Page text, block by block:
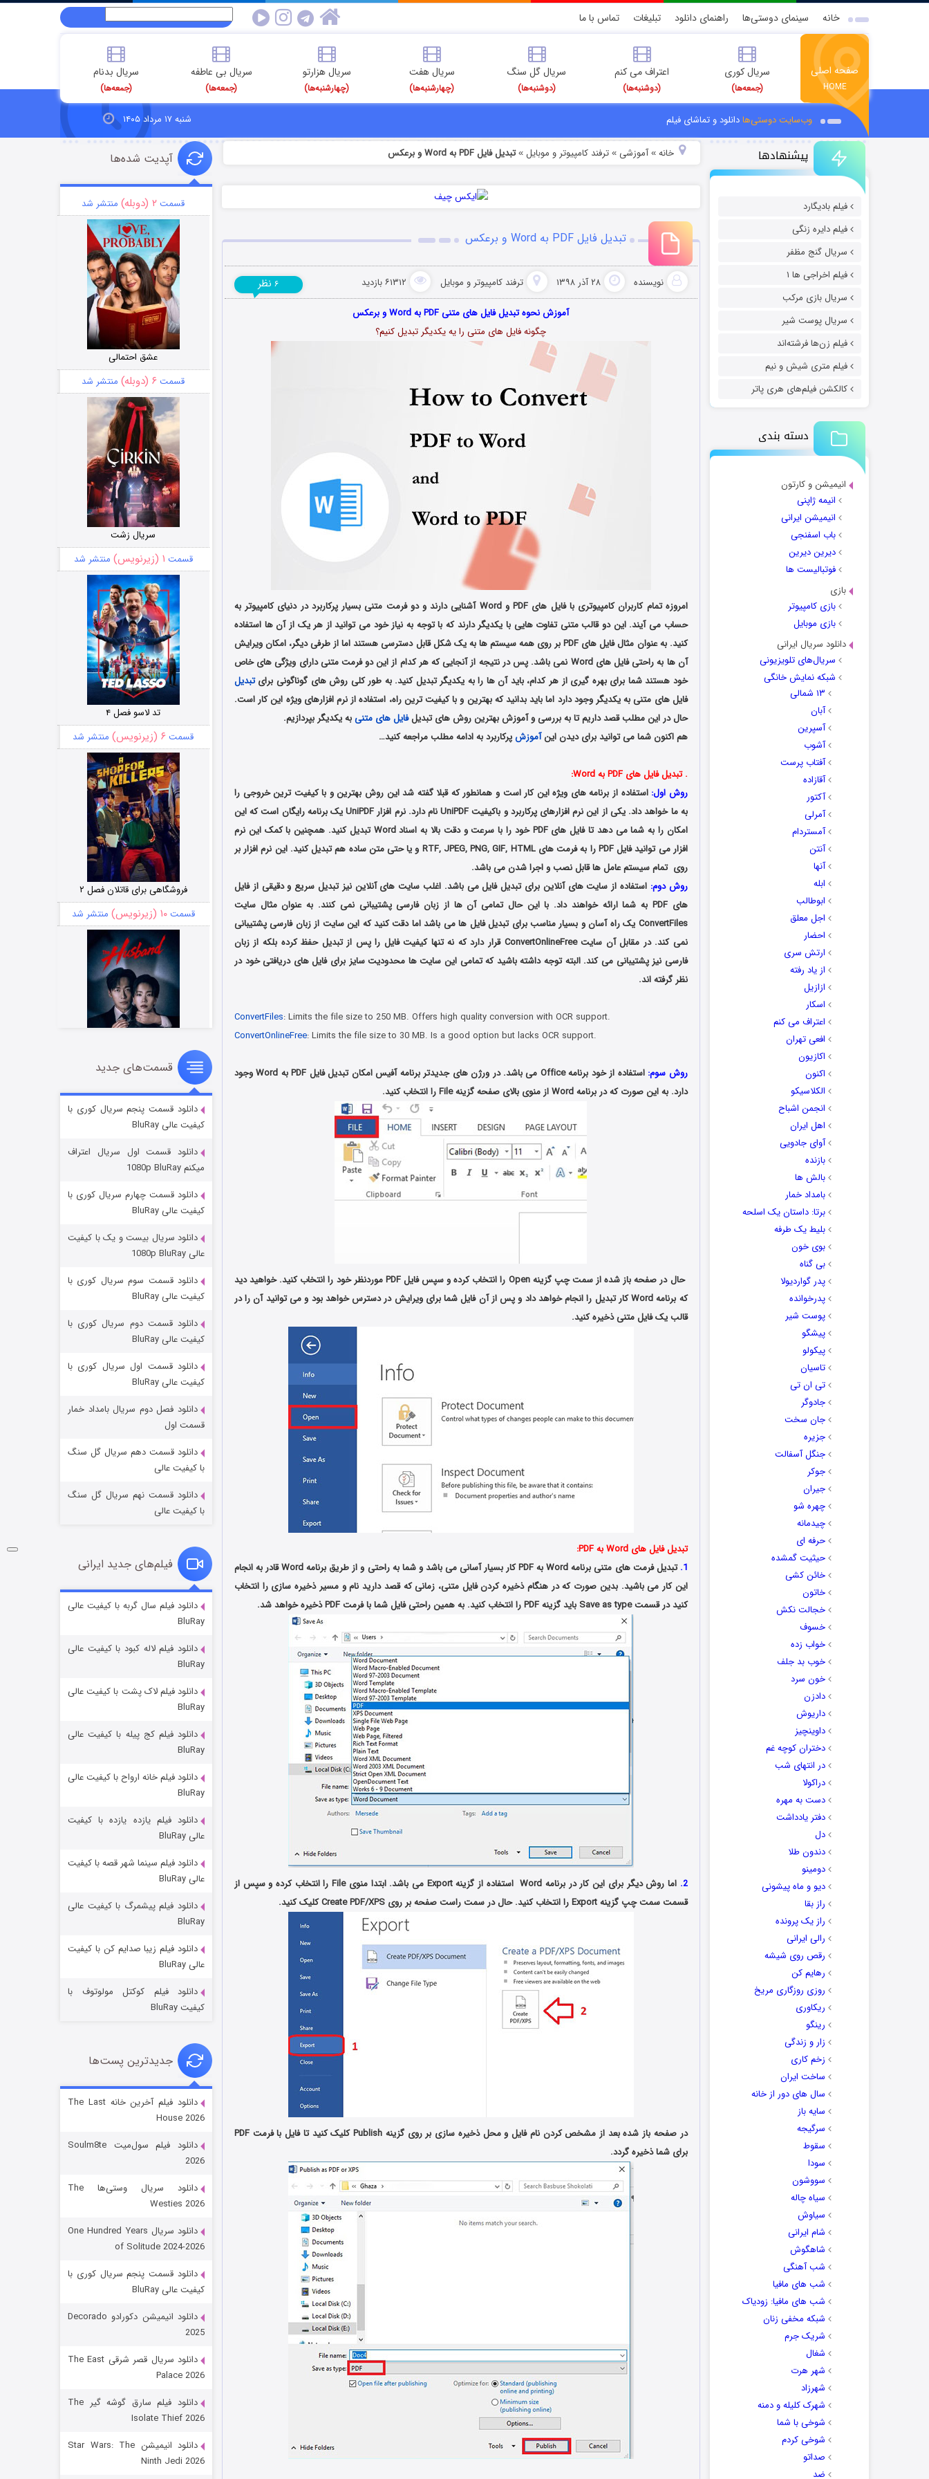
خانه سینمای دوستی‌ها راهنمای دانلود تبلیغات تماس با ما
صفحه اصلی
HOME
سریال کوری
(جمعه‌ها)
اعتراف می کنم
(دوشنبه‌ها)
سریال گل سنگ
(دوشنبه‌ها)
سریال هفت
(چهارشنبه‌ها)
سریال هزارتو
(چهارشنبه‌ها)
سریال بی عاطفه
(جمعه‌ها)
سریال بدنام
(جمعه‌ها)
وب‌سایت دوستی‌هادانلود و تماشای فیلم شنبه ۱۷ مرداد ۱۴۰۵
پیشنهادها
فیلم بادیگارد
فیلم دایره زنگی
سریال گنج مظفر
فیلم اخراجی ها ۱
سریال بازی مرکب
سریال پوست شیر
فیلم زن‌ها فرشته‌اند
فیلم متری شیش و نیم
کالکشن فیلم‌های هری پاتر
دسته بندی
انیمیشن و کارتون
انیمه ژاپنی
انیمیشن ایرانی
باب اسفنجی
دیرین دیرین
فوتبالیست ها
بازی
بازی کامپیوتر
بازی موبایل
دانلود سریال ایرانی
سریال‌های تلویزیونی
شبکه نمایش خانگی
۱۳ شمالی
آبان
آسپرین
آشوب
آفتاب پرست
آقازاده
آکتور
آمرلی
آمستردام
آنتن
آنها
ابله
ابوطالب
اجل معلق
احضار
ارتش سری
از یاد رفته
ازازیل
اسکار
اعتراف می کنم
افعی تهران
اکازیون
اکنون
الکلاسیکو
انجمن اشباح
اهل ایران
آوای جادویی
بازنده
بالش ها
بامداد خمار
برتا: داستان یک اسلحه
بلیط یک‌‌ طرفه
بوی خون
بی گناه
پدر گواردیولا
پدرخوانده
پوست شیر
پیشگو
پیکولو
تاسیان
تی ان تی
جادوگر
جان سخت
جزیره
جنگل آسفالت
جوکر
جیران
چهره شو
چیدمانه
حرفه ای
حیثیت گمشده
خائن کشی
خاتون
خجالت نکش
خسوف
خواب زده
خوب بد جلف
خون سرد
دادزن
داریوش
داوینچیز
دختران کوچه غم
در انتهای شب
دراکولا
دست به مهره
دفتر یادداشت
دل
دندون طلا
دومینو
دیو و ماه پیشونی
راز بقا
راز یک پرونده
رالی ایرانی
رقص روی شیشه
رهایم کن
روزی روزگاری مریخ
ریکاوری
رینگو
زار و زندگی
زخم کاری
ساخت ایران
سال های دور از خانه
سایه باز
سرگیجه
سقوط
سودا
سووشون
سیاه چاله
سیاوش
شام ایرانی
شاهگوش
شب آهنگی
شب های مافیا
شب های مافیا: زودیاک
شبکه مخفی زنان
شریک جرم
شغال
شهر هرت
شهرزاد
شهرک کلیله و دمنه
شوخی با شما
شوخی کردم
صداتو
ضد
خانه»آموزشی » ترفند کامپیوتر و موبایل »تبدیل فایل PDF به Word و برعکس
تبدیل فایل PDF به Word و برعکس
نویسنده ۲۸ آذر ۱۳۹۸ ترفند کامپیوتر و موبایل ۶۱۳۱۲ بازدید ۶ نظر
آموزش نحوه تبدیل فایل های متنی PDF به Word و برعکس
چگونه فایل های متنی را یه یکدیگر تبدیل کنیم؟
امروزه تمام کاربران کامپیوتری با فایل های PDF و Word آشنایی دارند و دو فرمت متنی بسیار پرکاربرد در دنیای کامپیوتر به
حساب می آیند. این دو قالب متنی تفاوت هایی با یکدیگر دارند که با توجه به نیاز خود می توانید از هر یک از آن ها استفاده
کنید. به عنوان مثال فایل های PDF بر روی همه سیستم ها به یک شکل قابل دسترسی هستند اما از طرفی دیگر، امکان ویرایش
آن ها به راحتی فایل های Word نمی باشد. پس در نتیجه از آنجایی که هر کدام از این دو فرمت متنی دارای ویژگی های خاص
خود هستند شما برای بهره گیری از هر کدام، باید آن ها را به یکدیگر تبدیل کنید. به طور کلی روش های گوناگونی برایتبدیل
فایل های متنی به یکدیگر وجود دارد اما باید بدانید که بهترین و با کیفیت ترین راه، استفاده از نرم افزارهای ویژه این کار است.
حال در این مطلب قصد داریم تا به بررسی و آموزش بهترین روش های تبدیلفایل های متنیبه یکدیگر بپردازیم.
هم اکنون شما می توانید برای دیدن اینآموزشپرکاربرد به ادامه مطلب مراجعه کنید…
. تبدیل فایل های PDF به Word:
روش اول: استفاده از برنامه های ویژه این کار است و همانطور که قبلا گفته شد این روش بهترین و با کیفیت ترین خروجی را
به ما خواهد داد. یکی از این نرم افزارهای پرکاربرد و باکیفیت UniPDF نام دارد. نرم افزار UniPDF یک برنامه رایگان است که این
امکان را به شما می دهد تا فایل های PDF خود را با سرعت و دقت بالا به اسناد Word تبدیل کنید. همچنین با کمک این نرم
افزار می توانید فایل PDF را به فرمت های RTF, JPEG, PNG, GIF, HTML و یا حتی متن ساده هم تبدیل کنید. این نرم افزار بر
روی تمام سیستم عامل ها قابل نصب و اجرا شدن می باشد.
روش دوم: استفاده از سایت های آنلاین برای تبدیل فایل می باشد. اغلب سایت های آنلاین نیز تبدیل سریع و دقیقی از فایل
های PDF به شما ارائه خواهند داد. با این حال تمامی آن ها از زبان فارسی پشتیبانی نمی کنند. به عنوان مثال سایت
ConvertFiles یک راه آسان و بسیار مناسب برای تبدیل فایل ها می باشد اما دقت کنید که این سایت از زبان فارسی پشتیبانی
نمی کند. در مقابل آن سایتConvertOnlineFree قرار دارد که نه تنها کیفیت فایل را پس از تبدیل حفظ کرده بلکه از زبان
فارسی نیز پشتیبانی می کند. البته توجه داشته باشید که تمامی این سایت ها محدودیت سایز برای فایل های دریافتی خود در
نظر گرفته اند.
ConvertFiles: Limits the file size to 250 MB. Offers high quality conversion with OCR support.
ConvertOnlineFree: Limits the file size to 30 MB. Is a good option but lacks OCR support.
روش سوم:
استفاده از خود برنامه Office می باشد. در ورژن های جدیدتر برنامه آفیس امکان تبدیل فایل PDF به Word وجود
دارد. به این صورت که در برنامه Word از منوی بالای صفحه گزینه File را انتخاب کنید.
حال در صفحه باز شده از سمت چپ گزینه Open را انتخاب کرده و سپس فایل PDF موردنظر خود را انتخاب کنید. خواهید دید
که برنامه Word کار تبدیل را انجام خواهد داد و پس از آن فایل شما برای ویرایش در دسترس خواهد بود و می توانید آن را در
قالب یک فایل متنی ذخیره کنید.
تبدیل فایل های Word به PDF:
1
.
تبدیل فرمت های متنی برنامه Word به PDF کار بسیار آسانی می باشد و شما به راحتی و از طریق برنامه Word قادر به انجام
این کار می باشید. بدین صورت که در هنگام ذخیره کردن فایل متنی، زمانی که قصد دارید نام و مسیر ذخیره سازی را انتخاب
کنید در قسمت Save as type باید گزینه PDF را انتخاب کنید. به همین راحتی فایل شما با فرمت PDF ذخیره خواهد شد.
2
.
اما روش دیگر برای این کار در برنامه Word استفاده از گزینه Export می باشد. ابتدا منوی File را انتخاب کرده و سپس از
قسمت سمت چپ گزینه Export را انتخاب کنید. حال در سمت راست صفحه بر روی Create PDF/XPS کلیک کنید.
در صفحه باز شده بعد از مشخص کردن نام فایل و محل ذخیره سازی بر روی گزینه Publish کلیک کنید تا فایل با فرمت PDF
برای شما ذخیره گردد.
آپدیت شده‌ها
قسمت ۲ (دوبله) منتشر شد
عشق احتمالی
قسمت ۶ (دوبله) منتشر شد
سریال زشت
قسمت ۱ (زیرنویس) منتشر شد
تد لاسو فصل ۴
قسمت ۶ (زیرنویس) منتشر شد
فروشگاهی برای قاتلان فصل ۲
قسمت۱۰ (زیرنویس) منتشر شد
شوهر
قسمت۸ (زیرنویس) منتشر شد
عملیات آپارتمان
مردگان متحرک: شهر مرده ۳
قسمت ۲ (زیرنویس) منتشر شد
شکست استوارت در نجات جهان
قسمت
شوگر فصل ۲
خاندان اژدها فصل ۳
قسمت
باب اسفنجی فصل ۱۷
قسمت
قسمت‌های جدید
دانلود قسمت پنجم سریال کوری با
کیفیت عالی BluRay
دانلود قسمت اول سریال اعتراف
میکنم 1080p BluRay
دانلود قسمت چهارم سریال کوری با
کیفیت عالی BluRay
دانلود سریال بیست و یک با کیفیت
عالی 1080p BluRay
دانلود قسمت سوم سریال کوری با
کیفیت عالی BluRay
دانلود قسمت دوم سریال کوری با
کیفیت عالی BluRay
دانلود قسمت اول سریال کوری با
کیفیت عالی BluRay
دانلود فصل دوم سریال بامداد خمار
قسمت اول
دانلود قسمت دهم سریال گل سنگ
با کیفیت عالی
دانلود قسمت نهم سریال گل سنگ
با کیفیت عالی
فیلم‌های جدید ایرانی
دانلود فیلم سال گربه با کیفیت عالی
BluRay
دانلود فیلم لاله کبود با کیفیت عالی
BluRay
دانلود فیلم لاک پشت با کیفیت عالی
BluRay
دانلود فیلم کج‌ پیله با کیفیت عالی
BluRay
دانلود فیلم خانه ارواح با کیفیت عالی
BluRay
دانلود فیلم یازده یازده با کیفیت
عالی BluRay
دانلود فیلم سینما شهر قصه با کیفیت
عالی BluRay
دانلود فیلم پیشمرگ با کیفیت عالی
BluRay
دانلود فیلم زیبا صدایم کن با کیفیت
عالی BluRay
دانلود فیلم کوکتل مولوتوف با
کیفیت BluRay
جدیدترین پست‌ها
دانلود فیلم آخرین خانه The Last
House 2026
دانلود فیلم سول‌میت Soulm8te
2026
دانلود سریال وستی‌ها The
Westies 2026
دانلود سریال One Hundred Years
of Solitude 2024-2026
دانلود قسمت پنجم سریال کوری با
کیفیت عالی BluRay
دانلود انیمیشن دکورادو Decorado
2025
دانلود سریال قصر شرقی The East
Palace 2026
دانلود فیلم سارق گوشه گیر The
Isolate Thief 2026
دانلود انیمیشن Star Wars: The
Ninth Jedi 2026